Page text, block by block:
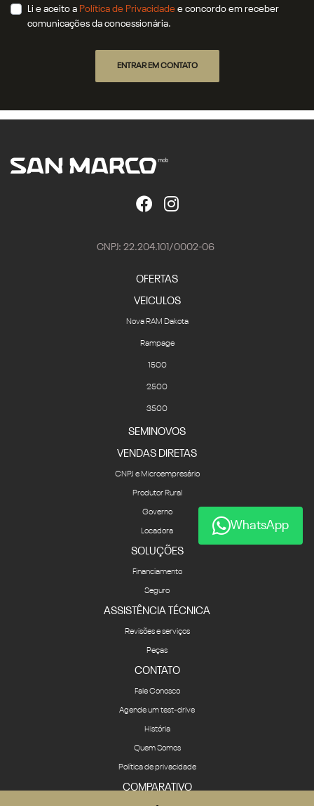
Li e aceito a Política de Privacidade e concordo em receber
comunicações da concessionária.
ENTRAR EM CONTATO
CNPJ: 22.204.101/0002-06
OFERTAS
VEICULOS
Nova RAM Dakota
Rampage
1500
2500
3500
SEMINOVOS
VENDAS DIRETAS
CNPJ e Microempresário
Produtor Rural
Governo
Locadora
SOLUÇÕES
Financiamento
Seguro
ASSISTÊNCIA TÉCNICA
Revisões e serviços
Peças
CONTATO
Fale Conosco
Agende um test-drive
História
Quem Somos
Política de privacidade
COMPARATIVO
WhatsApp